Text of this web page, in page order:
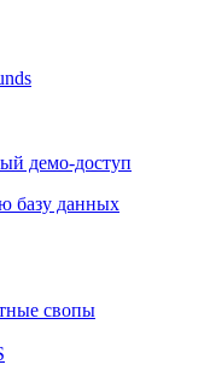
демо-доступ
базу данных
свопы